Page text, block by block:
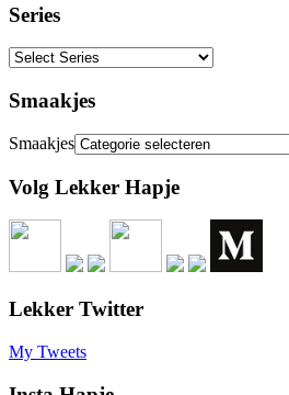
Series
Smaakjes
Smaakjes
Volg Lekker Hapje
Lekker Twitter
My Tweets